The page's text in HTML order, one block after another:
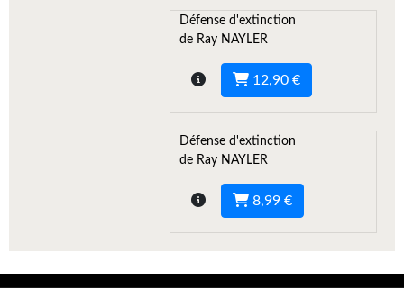
Livres audio
Défense d'extinction
de Ray NAYLER
12,90 €
Défense d'extinction
de Ray NAYLER
8,99 €